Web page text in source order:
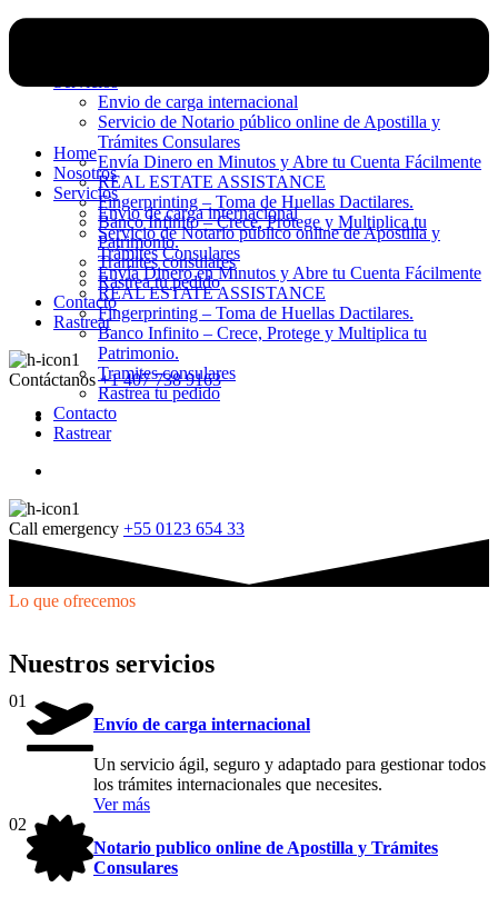
Envio de carga internacional
Servicio de Notario público online de Apostilla y
Trámites Consulares
Envía Dinero en Minutos y Abre tu Cuenta Fácilmente
REAL ESTATE ASSISTANCE
Fingerprinting – Toma de Huellas Dactilares.
Banco Infinito – Crece, Protege y Multiplica tu
Patrimonio.
Tramites consulares
Rastrea tu pedido
Contacto
Rastrear
Contáctanos +1 407 738 9163
Home
Nosotros
Servicios
Envio de carga internacional
Servicio de Notario público online de Apostilla y
Trámites Consulares
Envía Dinero en Minutos y Abre tu Cuenta Fácilmente
REAL ESTATE ASSISTANCE
Fingerprinting – Toma de Huellas Dactilares.
Banco Infinito – Crece, Protege y Multiplica tu
Patrimonio.
Tramites consulares
Rastrea tu pedido
Contacto
Rastrear
Call emergency +55 0123 654 33
Lo que ofrecemos
Nuestros servicios
01
Envío de carga internacional
Un servicio ágil, seguro y adaptado para gestionar todos
los trámites internacionales que necesites.
Ver más
02
Notario publico online de Apostilla y Trámites
Consulares